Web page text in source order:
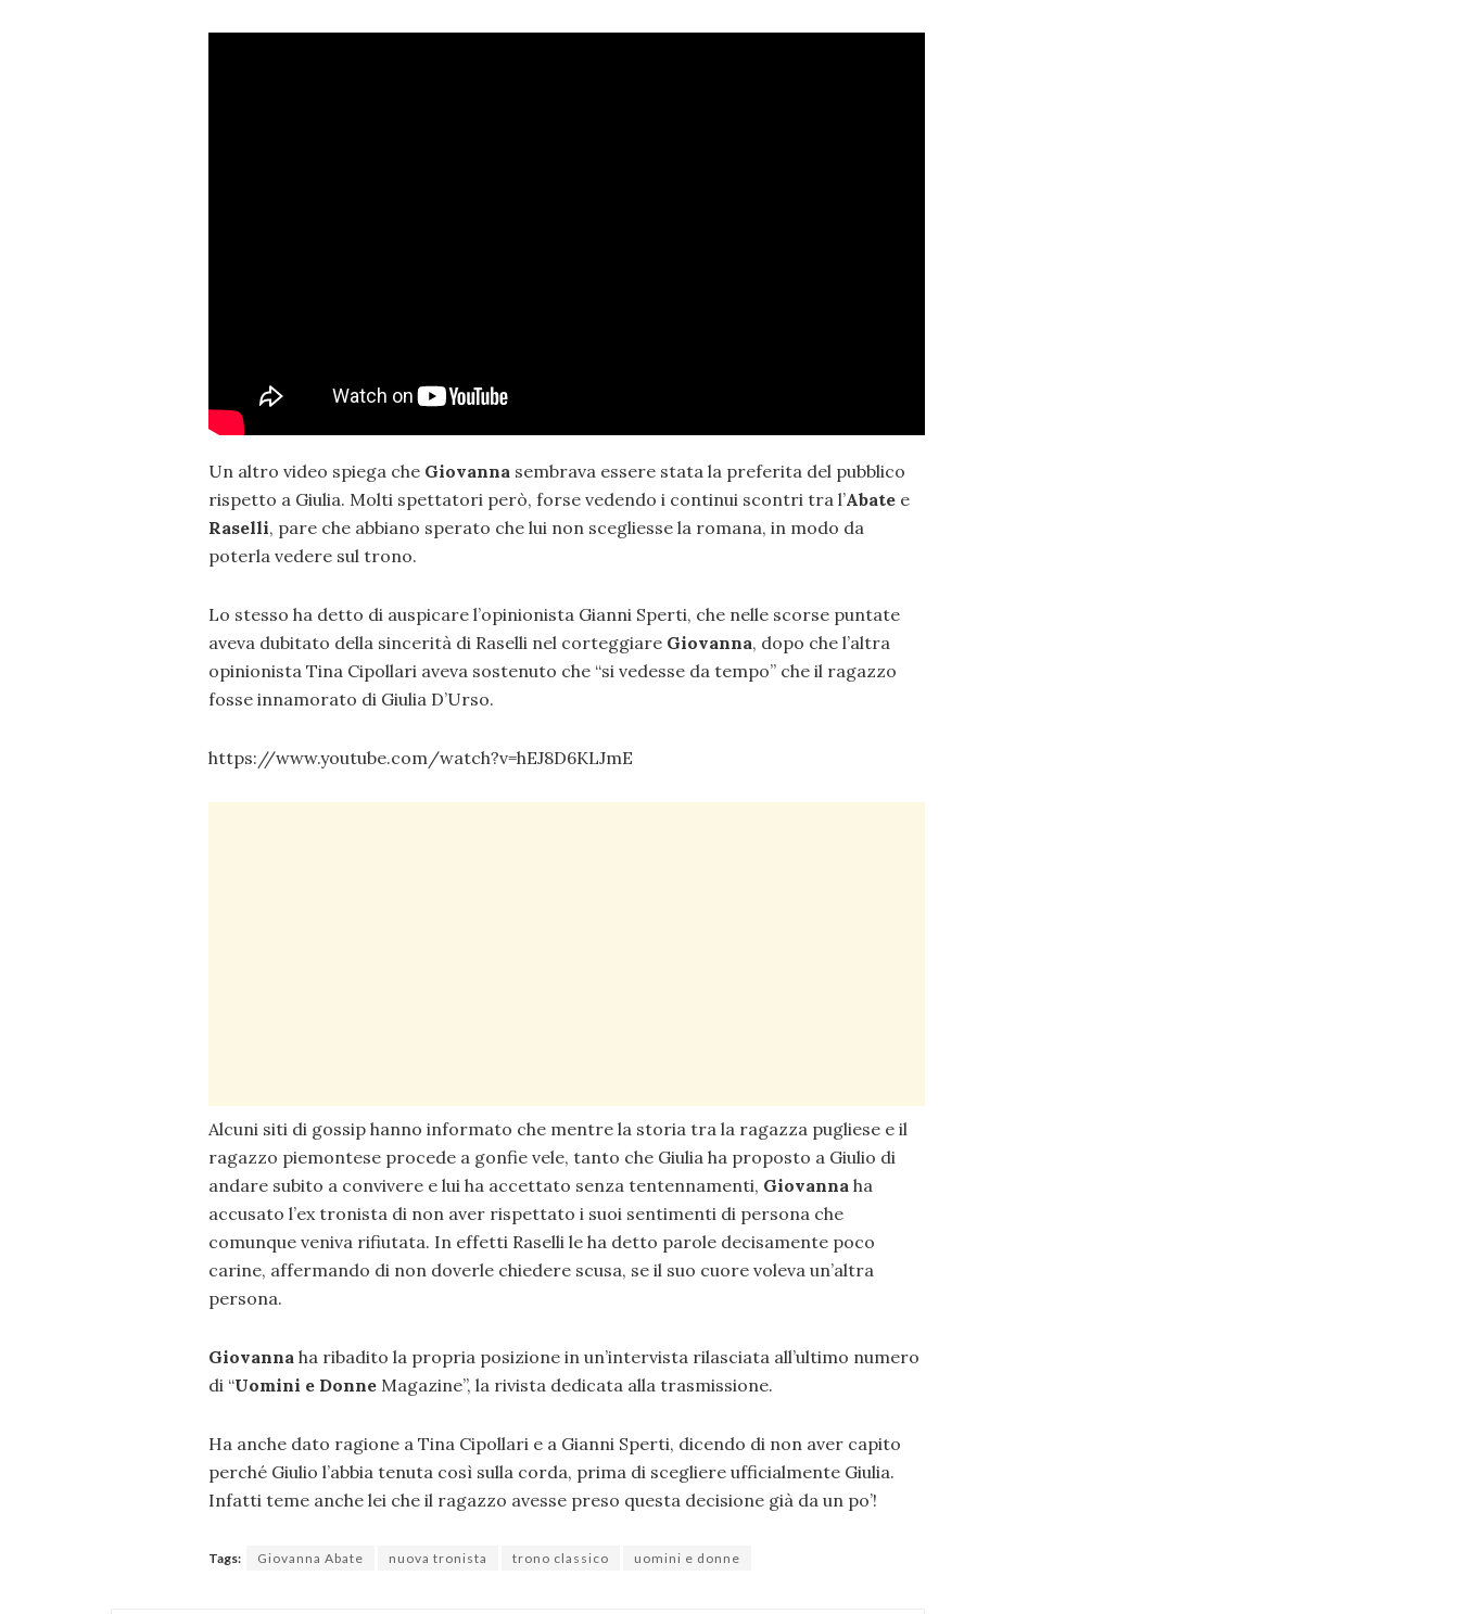
Un altro video spiega che Giovanna sembrava essere stata la preferita del pubblico
rispetto a Giulia. Molti spettatori però, forse vedendo i continui scontri tra l’Abate e
Raselli, pare che abbiano sperato che lui non scegliesse la romana, in modo da
poterla vedere sul trono.
Lo stesso ha detto di auspicare l’opinionista Gianni Sperti, che nelle scorse puntate
aveva dubitato della sincerità di Raselli nel corteggiare Giovanna, dopo che l’altra
opinionista Tina Cipollari aveva sostenuto che “si vedesse da tempo” che il ragazzo
fosse innamorato di Giulia D’Urso.
https://www.youtube.com/watch?v=hEJ8D6KLJmE
Alcuni siti di gossip hanno informato che mentre la storia tra la ragazza pugliese e il
ragazzo piemontese procede a gonfie vele, tanto che Giulia ha proposto a Giulio di
andare subito a convivere e lui ha accettato senza tentennamenti, Giovanna ha
accusato l’ex tronista di non aver rispettato i suoi sentimenti di persona che
comunque veniva rifiutata. In effetti Raselli le ha detto parole decisamente poco
carine, affermando di non doverle chiedere scusa, se il suo cuore voleva un’altra
persona.
Giovanna ha ribadito la propria posizione in un’intervista rilasciata all’ultimo numero
di “Uomini e Donne Magazine”, la rivista dedicata alla trasmissione.
Ha anche dato ragione a Tina Cipollari e a Gianni Sperti, dicendo di non aver capito
perché Giulio l’abbia tenuta così sulla corda, prima di scegliere ufficialmente Giulia.
Infatti teme anche lei che il ragazzo avesse preso questa decisione già da un po’!
Tags: Giovanna Abate nuova tronista trono classico uomini e donne